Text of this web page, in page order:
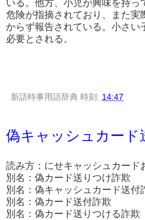
いる。他方、小児が興味を持っ
危険が指摘されており、また実
からず報告されている。小さい
必要とされる。
新語時事用語辞典 時刻: 14:47
偽キャッシュカード
読み方：にせキャッシュカード
別名：偽カード送りつけ詐欺
別名：偽キャッシュカード送付
別名：偽カード送付詐欺
別名：偽カード送りつける詐欺